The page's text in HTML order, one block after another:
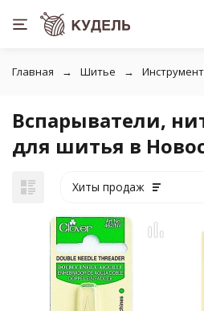
Главная Шитье
Вспарыватели,
для шитья в
Хиты продаж